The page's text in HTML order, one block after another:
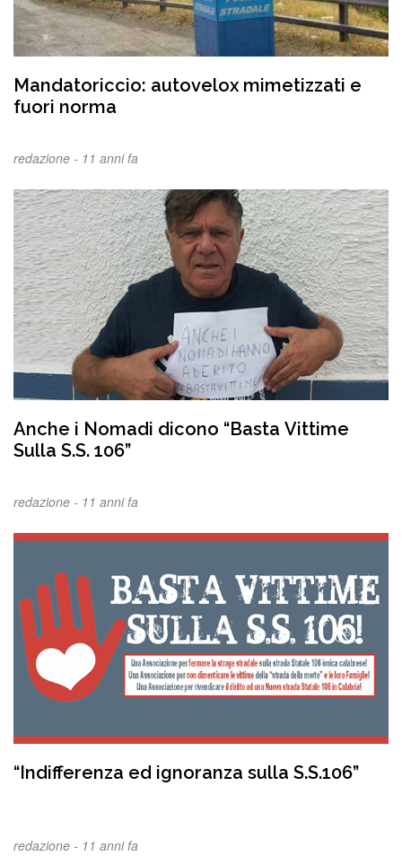
Mandatoriccio: autovelox mimetizzati e
fuori norma
redazione - 11 anni fa
Anche i Nomadi dicono “Basta Vittime
Sulla S.S. 106”
redazione - 11 anni fa
“Indifferenza ed ignoranza sulla S.S.106”
redazione - 11 anni fa